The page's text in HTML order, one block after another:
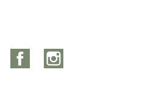
Facebook